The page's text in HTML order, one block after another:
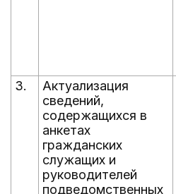
3.
Актуализация
сведений,
содержащихся в
анкетах
гражданских
служащих и
руководителей
подведомственных